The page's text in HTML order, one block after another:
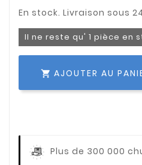
Il ne reste qu' 1 pièce en
 AJOUTER AU
Plus de 300 000